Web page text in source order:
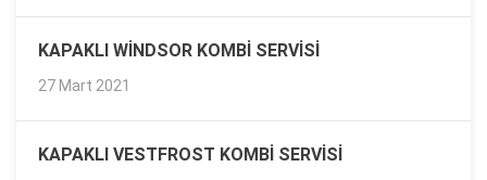
KAPAKLI WINDSOR KOMBI SERVISI
27 Mart 2021
KAPAKLI VESTFROST KOMBI SERVISI